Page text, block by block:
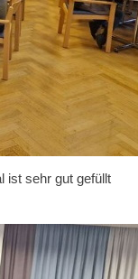
ist sehr gut gefüllt